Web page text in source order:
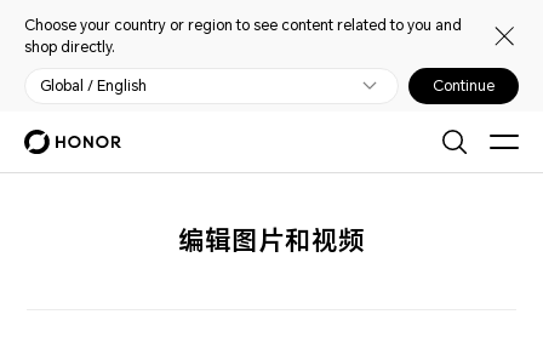
Choose your country or region to see content related to you and
shop directly.
Global / English Continue
编辑图片和视频